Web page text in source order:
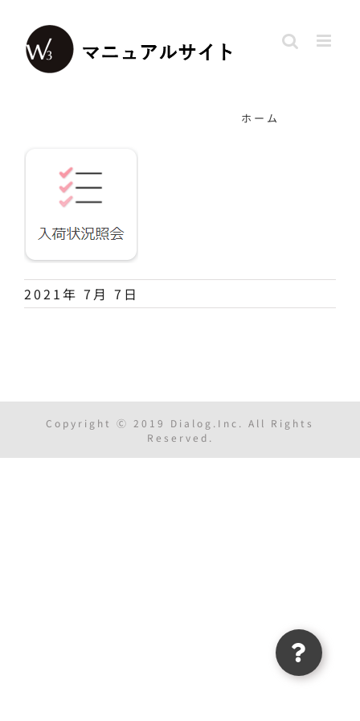
content
ホーム
2021年 7月 7日
Copyright Ⓒ 2019 Dialog.Inc. All Rights
Reserved.